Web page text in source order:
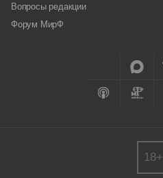
Вопросы редакции
Форум МирФ
18+